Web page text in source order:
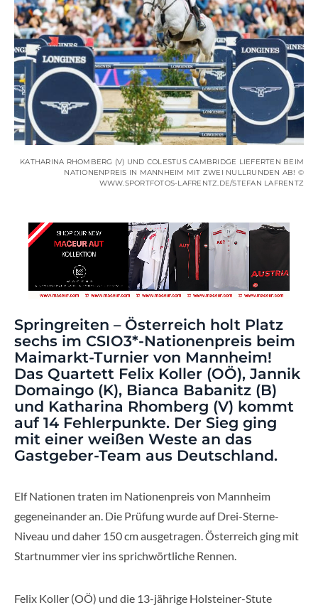
KATHARINA RHOMBERG (V) UND COLESTUS CAMBRIDGE LIEFERTEN BEIM
NATIONENPREIS IN MANNHEIM MIT ZWEI NULLRUNDEN AB! ©
WWW.SPORTFOTOS-LAFRENTZ.DE/STEFAN LAFRENTZ
Springreiten – Österreich holt Platz
sechs im CSIO3*-Nationenpreis beim
Maimarkt-Turnier von Mannheim!
Das Quartett Felix Koller (OÖ), Jannik
Domaingo (K), Bianca Babanitz (B)
und Katharina Rhomberg (V) kommt
auf 14 Fehlerpunkte. Der Sieg ging
mit einer weißen Weste an das
Gastgeber-Team aus Deutschland.
Elf Nationen traten im Nationenpreis von Mannheim
gegeneinander an. Die Prüfung wurde auf Drei-Sterne-
Niveau und daher 150 cm ausgetragen. Österreich ging mit
Startnummer vier ins sprichwörtliche Rennen.
Felix Koller (OÖ) und die 13-jährige Holsteiner-Stute